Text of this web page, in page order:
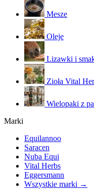
Mesze
Oleje
Lizawki i
Zioła Vital
Wielopaki z
Marki
Equilannoo
Saracen
Nuba Equi
Vital Herbs
Eggersmann
Wszystkie marki →